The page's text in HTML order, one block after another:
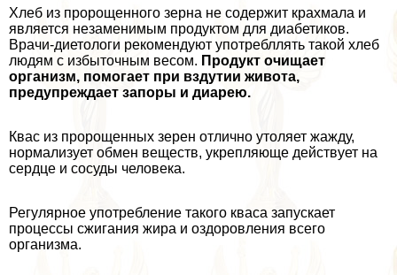
Хлеб из пророщенного зерна не содержит крахмала и
является незаменимым продуктом для диабетиков.
Врачи-диетологи рекомендуют употрeбллять такой хлеб
людям с избыточным весом. Продукт очищает
организм, помогает при вздутии живота,
предупреждает запоры и диарею.
Квас из пророщенных зерен отлично утоляет жажду,
нормализует обмен веществ, укрепляюще действует на
сердце и сосуды человека.
Регулярное употрeбление такого кваса запускает
процессы сжигания жира и оздоровления всего
организма.